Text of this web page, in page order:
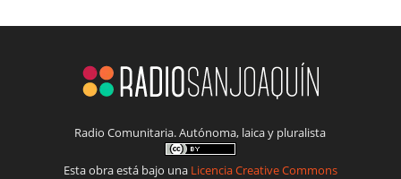
Radio Comunitaria. Autónoma, laica y pluralista
Esta obra está bajo una Licencia Creative Commons